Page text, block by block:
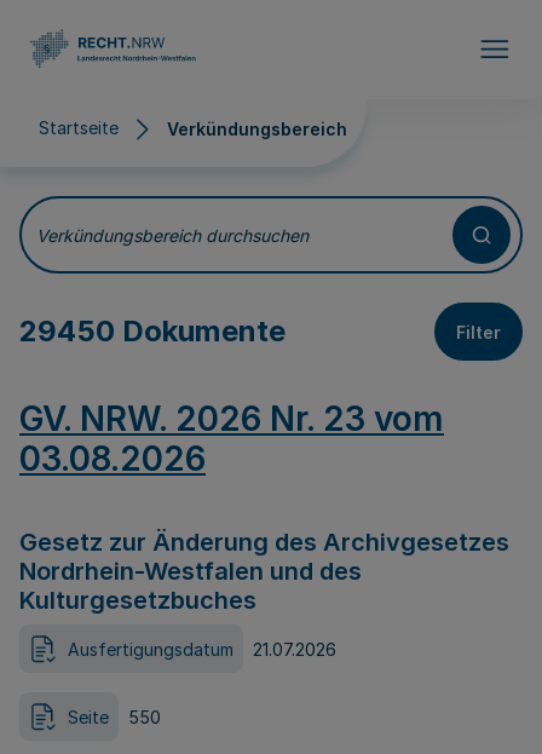
Startseite Verkündungsbereich
Verkündungsbereich
Verkündungsbereich durchsuchen
29450 Dokumente Filter
GV. NRW. 2026 Nr. 23 vom
03.08.2026
Gesetz zur Änderung des Archivgesetzes
Nordrhein-Westfalen und des
Kulturgesetzbuches
Ausfertigungsdatum 21.07.2026
Seite 550